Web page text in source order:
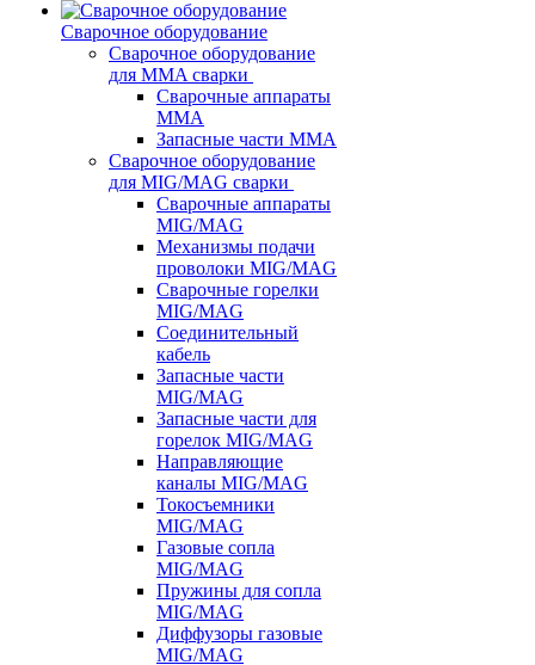
Сварочное оборудование
Сварочное оборудование
для MMA сварки
Сварочные аппараты
MMA
Запасные части MMA
Сварочное оборудование
для MIG/MAG сварки
Сварочные аппараты
MIG/MAG
Механизмы подачи
проволоки MIG/MAG
Сварочные горелки
MIG/MAG
Соединительный
кабель
Запасные части
MIG/MAG
Запасные части для
горелок MIG/MAG
Направляющие
каналы MIG/MAG
Токосъемники
MIG/MAG
Газовые сопла
MIG/MAG
Пружины для сопла
MIG/MAG
Диффузоры газовые
MIG/MAG